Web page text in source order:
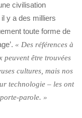
civilisation
y a des milliers
toute forme de
« Des références à
peuvent être trouvées
cultures, mais nos
technologie – les ont
parole. »